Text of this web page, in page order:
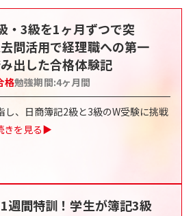
・3級を1ヶ月ずつで突
問活用で経理職への第一
出した合格体験記
格勉強期間:4ヶ月間
し、日商簿記2級と3級のW受験に挑戦
きを見る▶
週間特訓！学生が簿記3級